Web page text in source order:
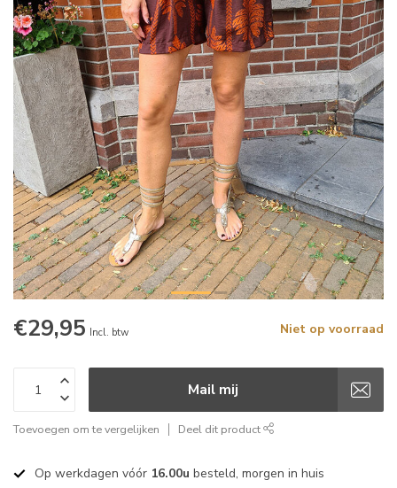
€29,95 Incl. btw Niet op voorraad
Mail mij
Toevoegen om te vergelijken Deel dit product
Op werkdagen vóór 16.00u besteld, morgen in huis